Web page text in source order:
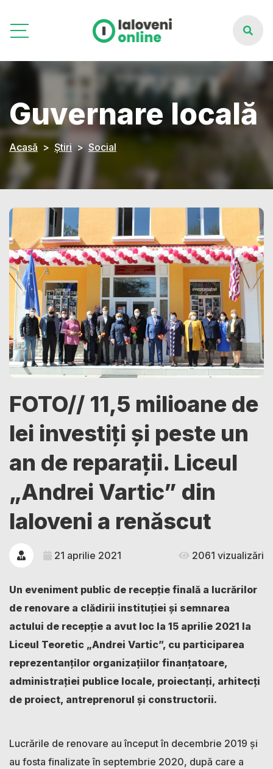
Guvernare locală
Acasă Știri Social
FOTO// 11,5 milioane de
lei investiți și peste un
an de reparații. Liceul
„Andrei Vartic” din
Ialoveni a renăscut
21 aprilie 2021 2061 vizualizări
Un eveniment public de recepție finală a lucrărilor
de renovare a clădirii instituției și semnarea
actului de recepție a avut loc la 15 aprilie 2021 la
Liceul Teoretic „Andrei Vartic”, cu participarea
reprezentanților organizațiilor finanțatoare,
administrației publice locale, proiectanți, arhitecți
de proiect, antreprenorul și constructorii.
Lucrările de renovare au început în decembrie 2019 și
au fosta finalizate în septembrie 2020, după care a